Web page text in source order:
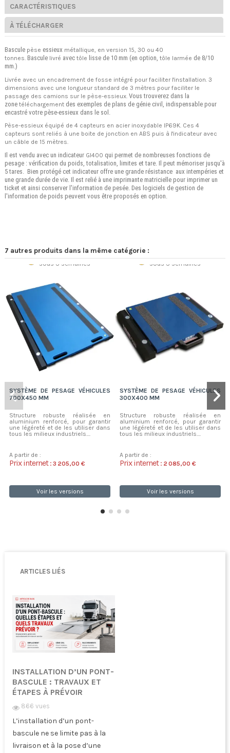
CARACTÉRISTIQUES
À TÉLÉCHARGER
Bascule pèse essieux métallique, en version 15, 30 ou 40
tonnes. Bascule livré avec tôle lisse de 10 mm (en option, tôle larmée de 8/10
mm.)
Livrée avec un encadrement de fosse intégré pour faciliter l'installation. 3
dimensions avec une longueur standard de 3 mètres pour faciliter le
passage des camions sur le pèse-essieux. Voustrouverez dans la
zone téléchargement des exemples de plans de génie civil, indispensable pour
encastré votre pèse-essieux dans le sol.
Pèse-essieux équipé de 4 capteurs en acier inoxydable IP69K. Ces 4
capteurs sont reliés à une boite de jonction en ABS puis à l'indicateur avec
un câble de 15 mètres.
Il est vendu avec un indicateur GI400 qui permet de nombreuses fonctions de
pesage : vérification du poids, totalisation, limites et tare. Il peut mémoriser jusqu'à
5 tares.
Bien protégé cet indicateur offre une grande résistance aux intempéries et
une grande durée de vie. Il est relié à une imprimante matricielle pour imprimer un
ticket et ainsi conserver l'information de pesée. Des logiciels de gestion de
l'information de poids peuvent vous être proposés en option.
7 autres produits dans la même catégorie :
SYSTÈME DE PESAGE VÉHICULES
700X450 MM
Structure robuste réalisée en
aluminium renforcé, pour garantir
une légéreté et de les utiliser dans
tous les milieux industriels....
Sur commande
sous 3 semaines
A partir de :
Prix internet : 3 205,00 €
Voir les versions
SYSTÈME DE PESAGE VÉHICULES
300X400 MM
Structure robuste réalisée en
aluminium renforcé, pour garantir
une légéreté et de les utiliser dans
tous les milieux industriels....
Sur commande
sous 3 semaines
A partir de :
Prix internet : 2 085,00 €
Voir les versions
ARTICLES LIÉS
INSTALLATION D’UN PONT-
BASCULE : TRAVAUX ET
ÉTAPES À PRÉVOIR
866 vues
L’installation d’un pont-
bascule ne se limite pas à la
livraison et à la pose d’une